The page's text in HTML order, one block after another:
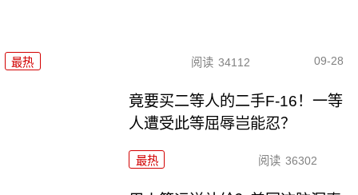
最热 阅读 34112 09-28
竟要买二等人的二手F-16！一等
人遭受此等屈辱岂能忍？
最热 阅读 36302